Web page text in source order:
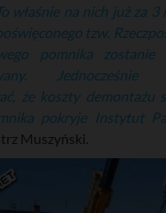
właśnie na nich już za
tzw.
pomnika zostanie
że koszty demontażu
pokryje Instytut
Muszyński.